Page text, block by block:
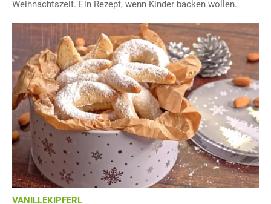
Weihnachtszeit. Ein Rezept, wenn Kinder backen wollen.
VANILLEKIPFERL